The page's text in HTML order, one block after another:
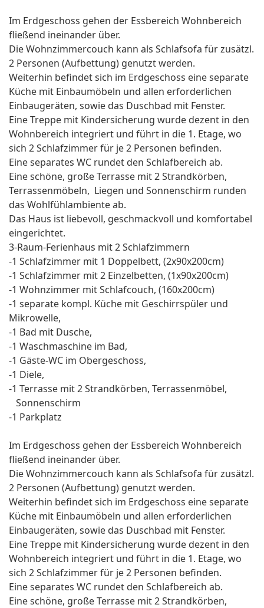
Im Erdgeschoss gehen der Essbereich Wohnbereich
fließend ineinander über.
Die Wohnzimmercouch kann als Schlafsofa für zusätzl.
2 Personen (Aufbettung) genutzt werden.
Weiterhin befindet sich im Erdgeschoss eine separate
Küche mit Einbaumöbeln und allen erforderlichen
Einbaugeräten, sowie das Duschbad mit Fenster.
Eine Treppe mit Kindersicherung wurde dezent in den
Wohnbereich integriert und führt in die 1. Etage, wo
sich 2 Schlafzimmer für je 2 Personen befinden.
Eine separates WC rundet den Schlafbereich ab.
Eine schöne, große Terrasse mit 2 Strandkörben,
Terrassenmöbeln, Liegen und Sonnenschirm runden
das Wohlfühlambiente ab.
Das Haus ist liebevoll, geschmackvoll und komfortabel
eingerichtet.
3-Raum-Ferienhaus mit 2 Schlafzimmern
-1 Schlafzimmer mit 1 Doppelbett, (2x90x200cm)
-1 Schlafzimmer mit 2 Einzelbetten, (1x90x200cm)
-1 Wohnzimmer mit Schlafcouch, (160x200cm)
-1 separate kompl. Küche mit Geschirrspüler und
Mikrowelle,
-1 Bad mit Dusche,
-1 Waschmaschine im Bad,
-1 Gäste-WC im Obergeschoss,
-1 Diele,
-1 Terrasse mit 2 Strandkörben, Terrassenmöbel,
Sonnenschirm
-1 Parkplatz
Im Erdgeschoss gehen der Essbereich Wohnbereich
fließend ineinander über.
Die Wohnzimmercouch kann als Schlafsofa für zusätzl.
2 Personen (Aufbettung) genutzt werden.
Weiterhin befindet sich im Erdgeschoss eine separate
Küche mit Einbaumöbeln und allen erforderlichen
Einbaugeräten, sowie das Duschbad mit Fenster.
Eine Treppe mit Kindersicherung wurde dezent in den
Wohnbereich integriert und führt in die 1. Etage, wo
sich 2 Schlafzimmer für je 2 Personen befinden.
Eine separates WC rundet den Schlafbereich ab.
Eine schöne, große Terrasse mit 2 Strandkörben,